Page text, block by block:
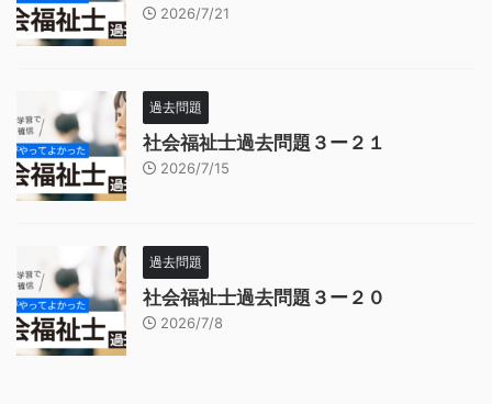
2026/7/21
過去問題
社会福祉士過去問題３ー２１
2026/7/15
過去問題
社会福祉士過去問題３ー２０
2026/7/8